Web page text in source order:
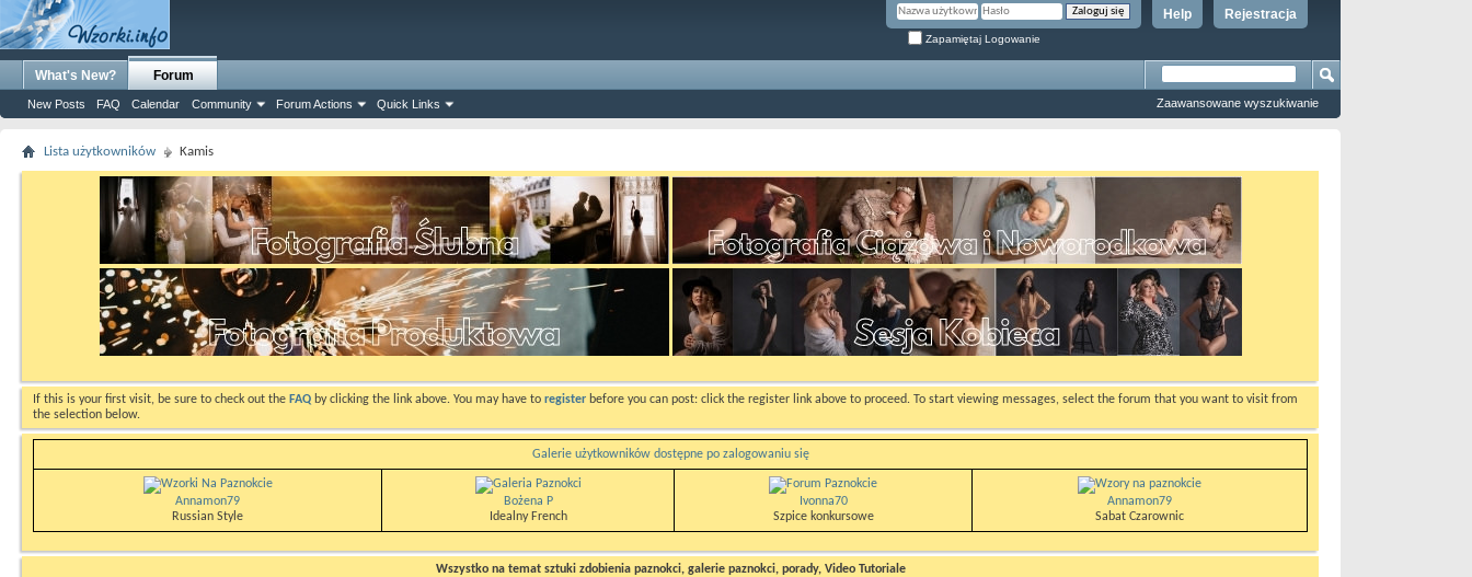
Rejestracja
Help
Zapamiętaj Logowanie
What's New? Forum
New Posts FAQ Calendar Community Forum Actions Quick Links Zaawansowane wyszukiwanie
Lista użytkowników Kamis
If this is your first visit, be sure to check out the FAQ by clicking the link above. You may have to register before you can post: click the register link above to proceed. To start viewing messages, select the forum that you want to visit from
the selection below.
Galerie użytkowników dostępne po zalogowaniu się
Annamon79
Russian Style
Bożena P
Idealny French
Ivonna70
Szpice konkursowe
Annamon79
Sabat Czarownic
Wszystko na temat sztuki zdobienia paznokci, galerie paznokci, porady, Video Tutoriale